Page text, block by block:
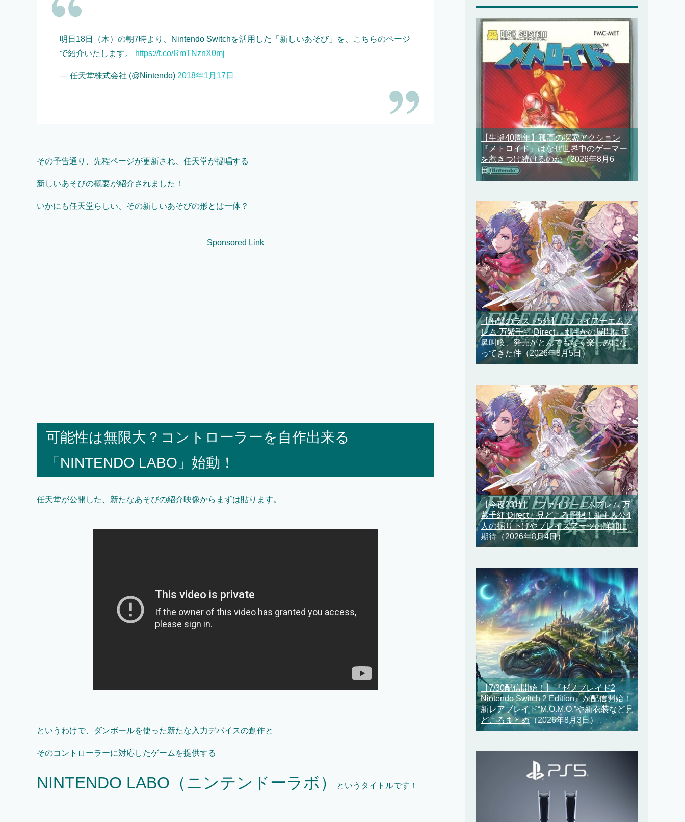
明日18日（木）の朝7時より、Nintendo Switchを活用した「新しいあそび」を、こちらのページ
で紹介いたします。
https://t.co/RmTNznX0mj
— 任天堂株式会社 (@Nintendo) 2018年1月17日
その予告通り、先程ページが更新され、任天堂が提唱する
新しいあそびの概要が紹介されました！
いかにも任天堂らしい、その新しいあそびの形とは一体？
Sponsored Link
可能性は無限大？コントローラーを自作出来る
「NINTENDO LABO」始動！
任天堂が公開した、新たなあそびの紹介映像からまずは貼ります。
というわけで、ダンボールを使った新たな入力デバイスの創作と
そのコントローラーに対応したゲームを提供する
NINTENDO LABO（ニンテンドーラボ） というタイトルです！
【生誕40周年】孤高の探索アクション
『メトロイド』はなぜ世界中のゲーマー
を惹きつけ続けるのか（2026年8月6
日）
【衝撃のラスト5分】『ファイアーエムブ
レム 万紫千紅 Direct』まさかの展開に阿
鼻叫喚、発売がとんでもなく楽しみにな
ってきた件 （2026年8月5日）
【今夜23時】『ファイアーエムブレム 万
紫千紅 Direct』見どころ予想！新主人公4
人の掘り下げやブレイズアーツの詳細に
期待（2026年8月4日）
【7/30配信開始！】『ゼノブレイド2
Nintendo Switch 2 Edition』が配信開始！
新レアブレイド“M.O.M.O.”や新衣装など見
どころまとめ（2026年8月3日）